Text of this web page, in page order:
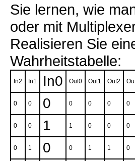
Sie lernen, wie
oder mit
Realisieren Sie
Wahrheitstabelle:
In2 In1 In0 Out0 Out1 Out2
0 0 0 0 0 0 0
0 0 1 1 0 0 0
0 1 0 0 1 1 0